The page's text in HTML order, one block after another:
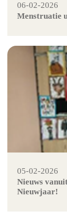
06-02-2026
Menstruatie
05-02-2026
Nieuws
Nieuwjaar!